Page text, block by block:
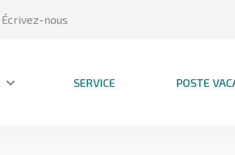
Écrivez-nous
SERVICE POSTE